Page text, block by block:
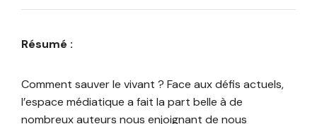
Résumé :
Comment sauver le vivant ? Face aux défis actuels,
l’espace médiatique a fait la part belle à de
nombreux auteurs nous enjoignant de nous